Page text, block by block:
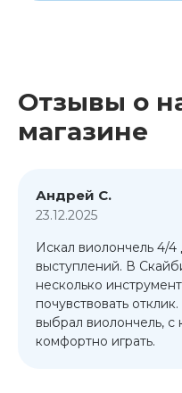
Отзывы о
магазине
Андрей С.
23.12.2025
Искал виолончель 4/4
выступлений. В
несколько
почувствовать
выбрал виолончель, с
комфортно играть.